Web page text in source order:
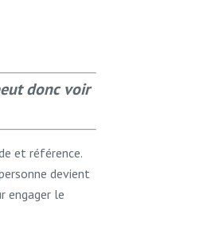
donc voir
et référence.
devient
engager le